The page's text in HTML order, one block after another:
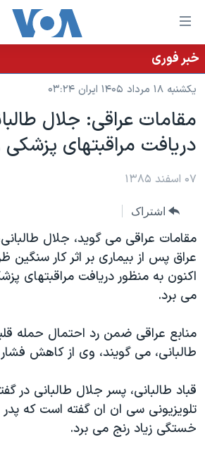
لینکهای
قابل
دسترسی
جهش
محتوای
اصلی
جهش
به
اصلی
جهش
به
جستجو
خانه
نسخه سبک وب‌سایت
موضوع ها
ایران
آمریکا
گزیده‌ها
ویژه برنامه‌ها
ویدیوها
فرهنگ و زندگی
حقوق شهروندی
علم و فناوری
اسرائیل در جنگ
برنامه های تلویزیونی
جدول برنامه ها
صفحه‌های ویژه
عملیات خشم حماسی
۲۵۰سالگی آمریکا
بایگانی برنامه‌های تلویزیونی
مستندها
انتخابات ریاست جمهوری آمریکا ۲۰۲۴
رمز مهسا
ورزش زنان در ایران
فرکانس‌های صدای آمریکا
پخش رادیویی
یادگیری زبان انگلیسی
دنبال کنید
زبانهای مختلف
خبر فوری
یکشنبه ۱۸ مرداد ۱۴۰۵ ایران ۰۳:۲۴
مقامات عراقی: جلال
دريافت مراقبتهای
۰۷ اسفند ۱۳۸۵
اشتراک
مقامات عراقی می گويد، جلال
عراق پس از بيماری بر اثر کار سنگين
اکنون به منظور دريافت مراقبتهای
می برد.
منابع عراقی ضمن رد احتمال حمله
طالبانی، می گويند، وی از کاهش
قباد طالبانی، پسر جلال طالبانی در
تلويزيونی سی ان ان گفته است که
خستگی زياد رنج می برد.